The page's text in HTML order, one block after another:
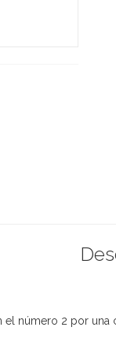
número 2 por